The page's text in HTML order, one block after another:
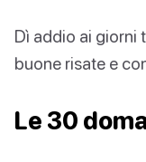
Dì addio ai giorni
buone risate e
Le 30